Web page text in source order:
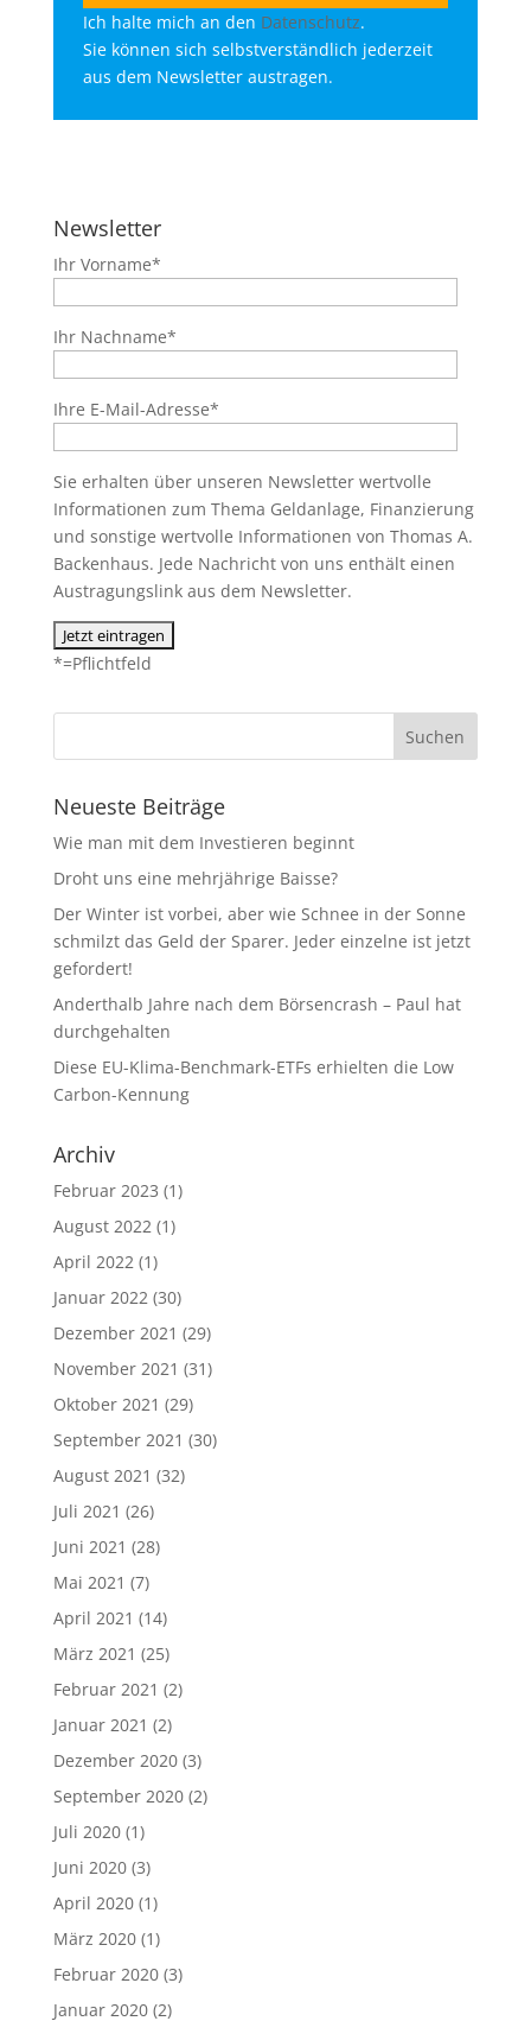
Ich halte mich an den Datenschutz.
Sie können sich selbstverständlich jederzeit
aus dem Newsletter austragen.
Newsletter
Ihr Vorname*
Ihr Nachname*
Ihre E-Mail-Adresse*
Sie erhalten über unseren Newsletter wertvolle
Informationen zum Thema Geldanlage, Finanzierung
und sonstige wertvolle Informationen von Thomas A.
Backenhaus. Jede Nachricht von uns enthält einen
Austragungslink aus dem Newsletter.
*=Pflichtfeld
Neueste Beiträge
Wie man mit dem Investieren beginnt
Droht uns eine mehrjährige Baisse?
Der Winter ist vorbei, aber wie Schnee in der Sonne
schmilzt das Geld der Sparer. Jeder einzelne ist jetzt
gefordert!
Anderthalb Jahre nach dem Börsencrash – Paul hat
durchgehalten
Diese EU-Klima-Benchmark-ETFs erhielten die Low
Carbon-Kennung
Archiv
Februar 2023 (1)
August 2022(1)
April 2022(1)
Januar 2022(30)
Dezember 2021 (29)
November 2021 (31)
Oktober 2021 (29)
September 2021 (30)
August 2021 (32)
Juli 2021 (26)
Juni 2021 (28)
Mai 2021 (7)
April 2021 (14)
März 2021 (25)
Februar 2021 (2)
Januar 2021 (2)
Dezember 2020(3)
September 2020(2)
Juli 2020(1)
Juni 2020(3)
April 2020(1)
März 2020(1)
Februar 2020(3)
Januar 2020(2)